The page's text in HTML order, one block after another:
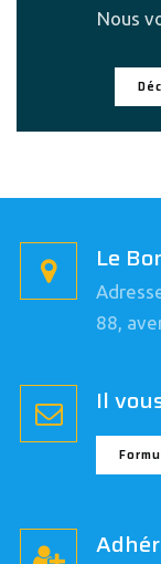
Nous
Le
88,
Il